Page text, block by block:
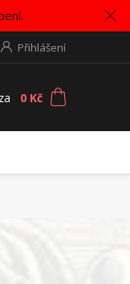
Přihlášení
za 0 Kč